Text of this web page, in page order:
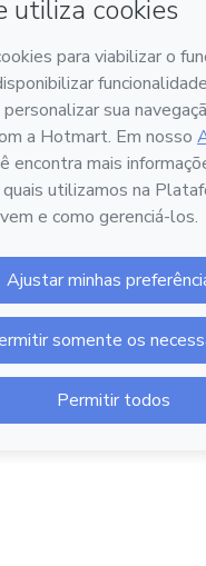
Idioma
Português - Brasil
2026 © Todos os